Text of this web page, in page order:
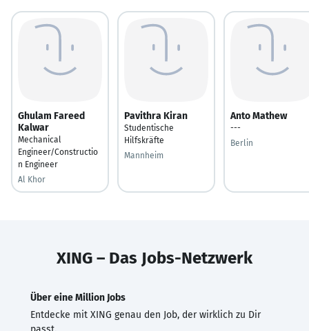
Ghulam Fareed
Kalwar
Mechanical
Engineer/Constructio
n Engineer
Al Khor
Pavithra Kiran
Studentische
Hilfskräfte
Mannheim
Anto Mathew
---
Berlin
XING – Das Jobs-Netzwerk
Über eine Million Jobs
Entdecke mit XING genau den Job, der wirklich zu Dir